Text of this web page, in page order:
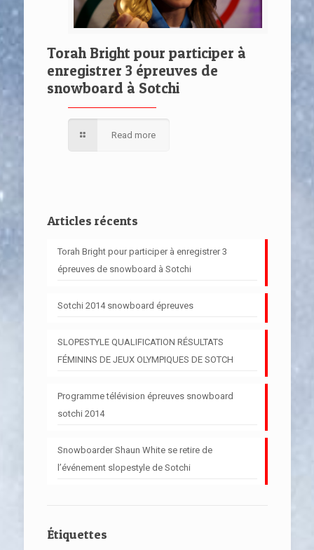
Torah Bright pour participer à
enregistrer 3 épreuves de
snowboard à Sotchi
Read more
Articles récents
Torah Bright pour participer à enregistrer 3
épreuves de snowboard à Sotchi
Sotchi 2014 snowboard épreuves
SLOPESTYLE QUALIFICATION RÉSULTATS
FÉMININS DE JEUX OLYMPIQUES DE SOTCH
Programme télévision épreuves snowboard
sotchi 2014
Snowboarder Shaun White se retire de
l’événement slopestyle de Sotchi
Étiquettes